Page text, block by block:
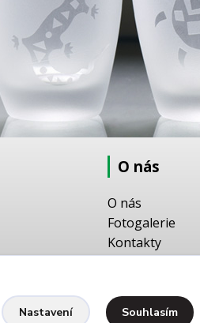
O nás
O nás
Fotogalerie
Kontakty
Nastavení Souhlasím